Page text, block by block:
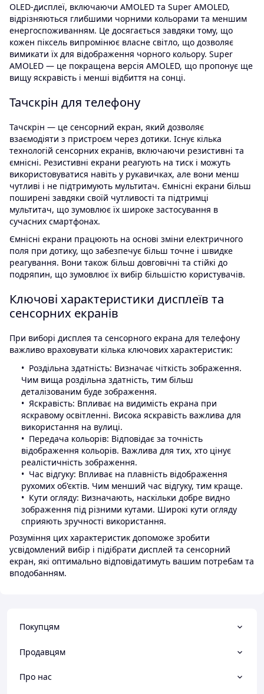
OLED-дисплеї, включаючи AMOLED та Super AMOLED,
відрізняються глибшими чорними кольорами та меншим
енергоспоживанням. Це досягається завдяки тому, що
кожен піксель випромінює власне світло, що дозволяє
вимикати їх для відображення чорного кольору. Super
AMOLED — це покращена версія AMOLED, що пропонує ще
вищу яскравість і менші відбиття на сонці.
Тачскрін для телефону
Тачскрін — це сенсорний екран, який дозволяє
взаємодіяти з пристроєм через дотики. Існує кілька
технологій сенсорних екранів, включаючи резистивні та
ємнісні. Резистивні екрани реагують на тиск і можуть
використовуватися навіть у рукавичках, але вони менш
чутливі і не підтримують мультитач. Ємнісні екрани більш
поширені завдяки своїй чутливості та підтримці
мультитач, що зумовлює їх широке застосування в
сучасних смартфонах.
Ємнісні екрани працюють на основі зміни електричного
поля при дотику, що забезпечує більш точне і швидке
реагування. Вони також більш довговічні та стійкі до
подряпин, що зумовлює їх вибір більшістю користувачів.
Ключові характеристики дисплеїв та
сенсорних екранів
При виборі дисплея та сенсорного екрана для телефону
важливо враховувати кілька ключових характеристик:
Роздільна здатність: Визначає чіткість зображення.
Чим вища роздільна здатність, тим більш
деталізованим буде зображення.
Яскравість: Впливає на видимість екрана при
яскравому освітленні. Висока яскравість важлива для
використання на вулиці.
Передача кольорів: Відповідає за точність
відображення кольорів. Важлива для тих, хто цінує
реалістичність зображення.
Час відгуку: Впливає на плавність відображення
рухомих об'єктів. Чим менший час відгуку, тим краще.
Кути огляду: Визначають, наскільки добре видно
зображення під різними кутами. Широкі кути огляду
сприяють зручності використання.
Розуміння цих характеристик допоможе зробити
усвідомлений вибір і підібрати дисплей та сенсорний
екран, які оптимально відповідатимуть вашим потребам та
вподобанням.
Покупцям
Продавцям
Про нас